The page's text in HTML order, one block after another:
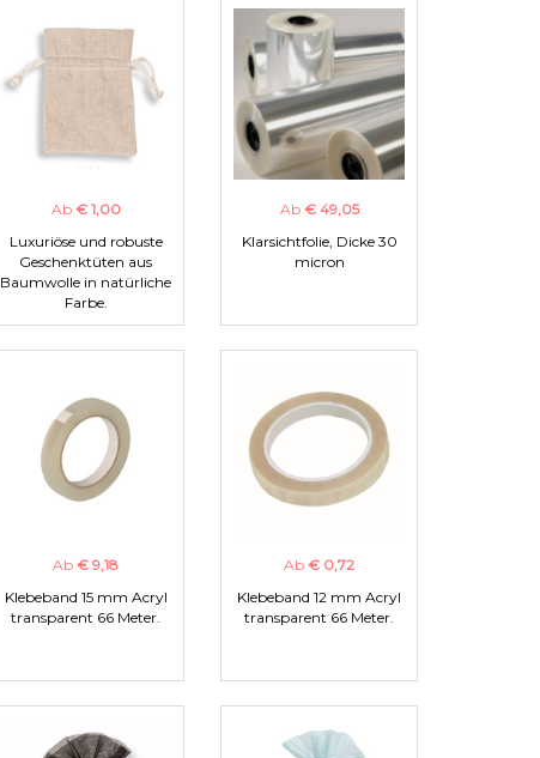
Ab € 1,00
Luxuriöse und robuste
Geschenktüten aus
Baumwolle in natürliche
Farbe.
Ab € 49,05
Klarsichtfolie, Dicke 30
micron
Ab € 9,18
Klebeband 15 mm Acryl
transparent 66 Meter.
Ab € 0,72
Klebeband 12 mm Acryl
transparent 66 Meter.